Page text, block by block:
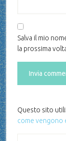
Salva il mio
la prossima
Questo sito
come vengono